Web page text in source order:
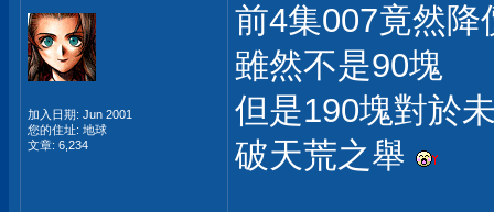
加入日期: Jun 2001
您的住址: 地球
文章: 6,234
前4集007竟然
雖然不是90塊
但是190塊對於
破天荒之舉